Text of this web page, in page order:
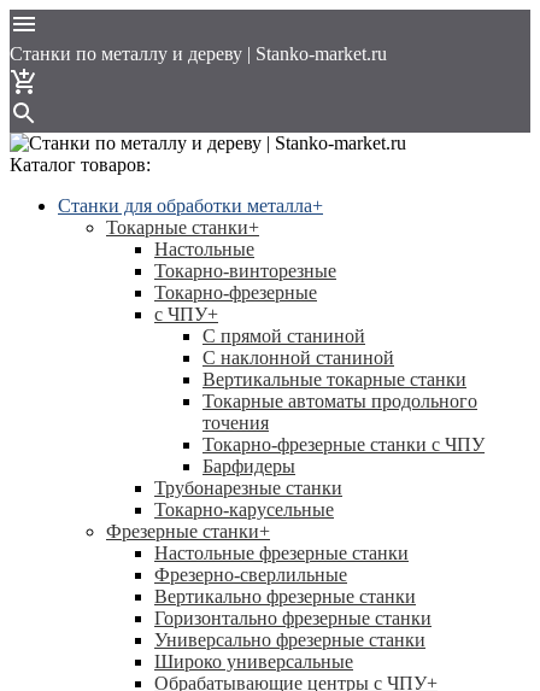
Cтанки по металлу и дереву | Stanko-market.ru
Каталог товаров:
Станки для обработки металла+
Токарные станки+
Настольные
Токарно-винторезные
Токарно-фрезерные
с ЧПУ+
С прямой станиной
C наклонной станиной
Вертикальные токарные станки
Токарные автоматы продольного
точения
Токарно-фрезерные станки с ЧПУ
Барфидеры
Трубонарезные станки
Токарно-карусельные
Фрезерные станки+
Настольные фрезерные станки
Фрезерно-сверлильные
Вертикально фрезерные станки
Горизонтально фрезерные станки
Универсально фрезерные станки
Широко универсальные
Обрабатывающие центры с ЧПУ+